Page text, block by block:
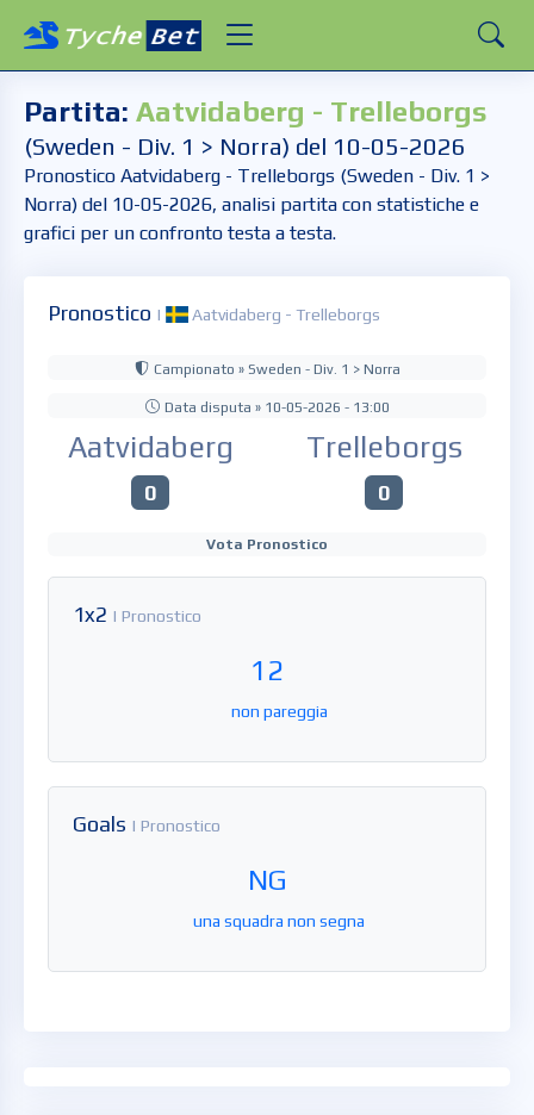
Partita: Aatvidaberg - Trelleborgs
(Sweden - Div. 1 > Norra) del 10-05-2026
Pronostico Aatvidaberg - Trelleborgs (Sweden - Div. 1 >
Norra) del 10-05-2026, analisi partita con statistiche e
grafici per un confronto testa a testa.
Pronostico | Aatvidaberg - Trelleborgs
Campionato » Sweden - Div. 1 > Norra
Data disputa » 10-05-2026 - 13:00
Aatvidaberg
0
Trelleborgs
0
Vota Pronostico
1x2 | Pronostico
12
non pareggia
Goals | Pronostico
NG
una squadra non segna